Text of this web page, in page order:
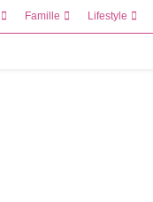
Famille Lifestyle